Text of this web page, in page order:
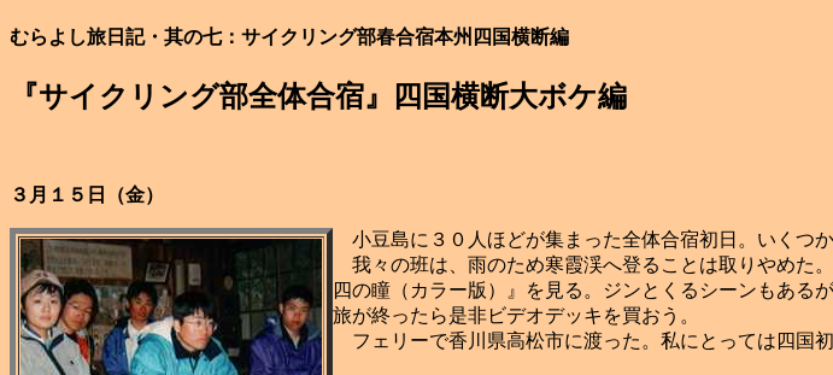
むらよし旅日記・其の七：サイクリング部春合宿本州四国横断編
『サイクリング部全体合宿』四国横断大ボケ編
３月１５日（金）
小豆島に３０人ほどが集まった全体合宿初日。いくつ
我々の班は、雨のため寒霞渓へ登ることは取りやめた
四の瞳（カラー版）』を見る。ジンとくるシーンもある
旅が終ったら是非ビデオデッキを買おう。
フェリーで香川県高松市に渡った。私にとっては四国